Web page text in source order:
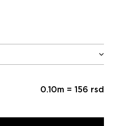
0.10m = 156 rsd